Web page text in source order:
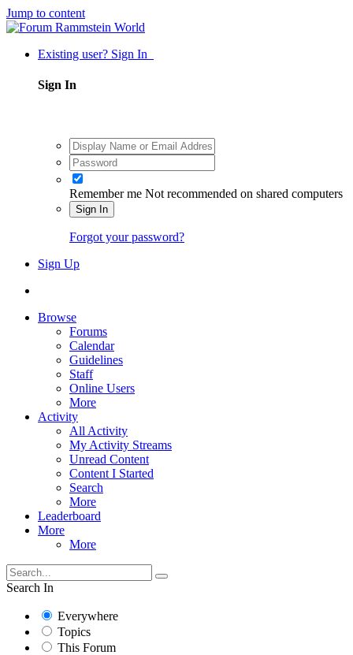
Jump to content
Existing user? Sign In
Sign In
Remember me Not recommended on shared computers
Sign In
Forgot your password?
Sign Up
Browse
Forums
Calendar
Guidelines
Staff
Online Users
More
Activity
All Activity
My Activity Streams
Unread Content
Content I Started
Search
More
Leaderboard
More
More
Search In
Everywhere
Topics
This Forum